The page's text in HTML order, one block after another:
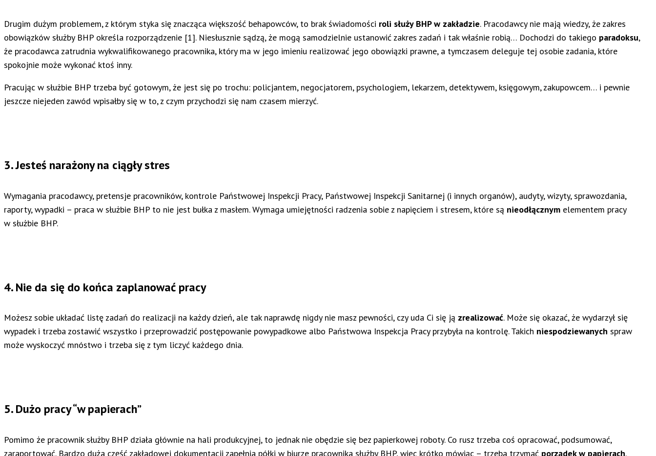
Drugim dużym problemem, z którym styka się znacząca większość behapowców, to brak świadomości roli służy BHP w zakładzie. Pracodawcy nie mają wiedzy, że zakres
obowiązków służby BHP określa rozporządzenie [1]. Niesłusznie sądzą, że mogą samodzielnie ustanowić zakres zadań i tak właśnie robią… Dochodzi do takiego paradoksu,
że pracodawca zatrudnia wykwalifikowanego pracownika, który ma w jego imieniu realizować jego obowiązki prawne, a tymczasem deleguje tej osobie zadania, które
spokojnie może wykonać ktoś inny.
Pracując w służbie BHP trzeba być gotowym, że jest się po trochu: policjantem, negocjatorem, psychologiem, lekarzem, detektywem, księgowym, zakupowcem… i pewnie
jeszcze niejeden zawód wpisałby się w to, z czym przychodzi się nam czasem mierzyć.
3. Jesteś narażony na ciągły stres
Wymagania pracodawcy, pretensje pracowników, kontrole Państwowej Inspekcji Pracy, Państwowej Inspekcji Sanitarnej (i innych organów), audyty, wizyty, sprawozdania,
raporty, wypadki – praca w służbie BHP to nie jest bułka z masłem. Wymaga umiejętności radzenia sobie z napięciem i stresem, które są nieodłącznym elementem pracy
w służbie BHP.
4. Nie da się do końca zaplanować pracy
Możesz sobie układać listę zadań do realizacji na każdy dzień, ale tak naprawdę nigdy nie masz pewności, czy uda Ci się ją zrealizować. Może się okazać, że wydarzył się
wypadek i trzeba zostawić wszystko i przeprowadzić postępowanie powypadkowe albo Państwowa Inspekcja Pracy przybyła na kontrolę. Takich niespodziewanych spraw
może wyskoczyć mnóstwo i trzeba się z tym liczyć każdego dnia.
5. Dużo pracy “w papierach”
Pomimo że pracownik służby BHP działa głównie na hali produkcyjnej, to jednak nie obędzie się bez papierkowej roboty. Co rusz trzeba coś opracować, podsumować,
zaraportować. Bardzo duża część zakładowej dokumentacji zapełnia półki w biurze pracownika służby BHP, więc krótko mówiąc – trzeba trzymać porządek w papierach.